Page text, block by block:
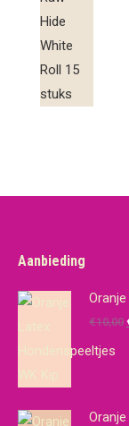
Aanbieding
€10,00